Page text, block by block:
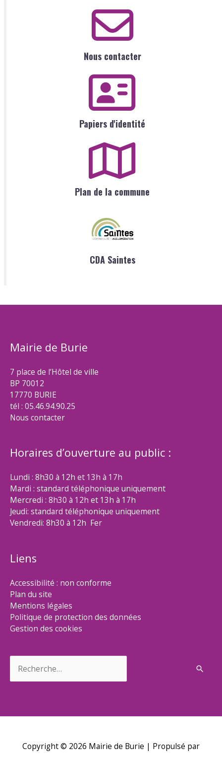
Nous contacter
Papiers d'identité
Plan de la commune
CDA Saintes
Mairie de Burie
7 place de l’Hôtel de ville
BP 70012
17770 BURIE
tél : 05.46.94.90.25
Nous contacter
Horaires d’ouverture au public :
Lundi : 8h30 à 12h et 13h à 17h
Mardi : standard téléphonique uniquement
Mercredi : 8h30 à 12h et 13h à 17h
Jeudi: standard téléphonique uniquement
Vendredi: 8h30 à 12h Fer
Liens
Accessibilité : non conforme
Plan du site
Mentions légales
Politique de protection des données
Gestion des cookies
Copyright © 2026 Mairie de Burie | Propulsé par